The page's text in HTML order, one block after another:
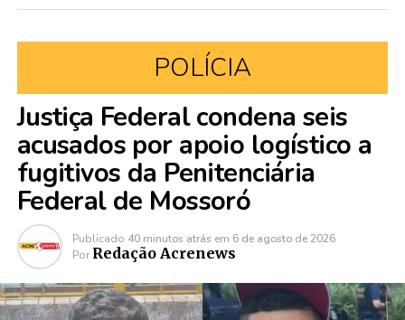
POLÍCIA
Justiça Federal condena seis
acusados por apoio logístico a
fugitivos da Penitenciária
Federal de Mossoró
Publicado 40 minutos atrás em 6 de agosto de 2026
Por Redação Acrenews